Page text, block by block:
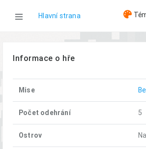
Hlavní strana
Hry
Вечер октября (22.01.2022)
Informace o hře
Mise
Počet odehrání 5
Ostrov